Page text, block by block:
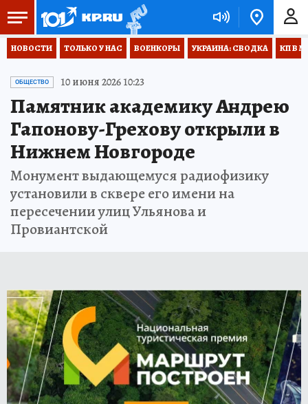
НОВОСТИ ТОЛЬКО У НАС ВОЕНКОРЫ УКРАИНА: СВОДКА КП В
ОБЩЕСТВО 10 июня 2026 10:23
Памятник академику Андрею
Гапонову-Грехову открыли в
Нижнем Новгороде
Монумент выдающемуся радиофизику
установили в сквере его имени на
пересечении улиц Ульянова и
Провиантской